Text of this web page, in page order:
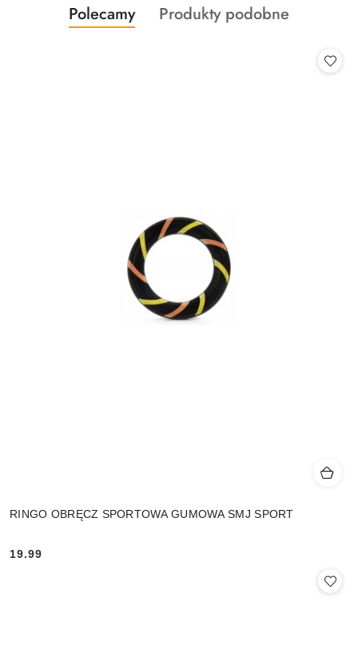
Pomiń karuzelę produktów
Produkty
o
Polecamy
Produkty
Produkty podobne
RINGO OBRĘCZ SPORTOWA GUMOWA SMJ SPORT
Cena:
19.99